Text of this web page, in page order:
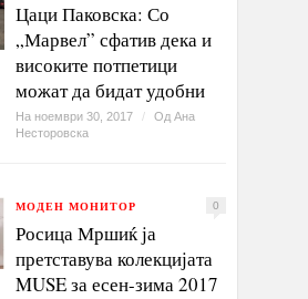
Цаци Паковска: Со
„Марвел” сфатив дека и
високите потпетици
можат да бидат удобни
На ноември 30, 2017 / Од Ана
Несторовска
МОДЕН МОНИТОР 0
Росица Мршиќ ја
претставува колекцијата
MUSE за есен-зима 2017